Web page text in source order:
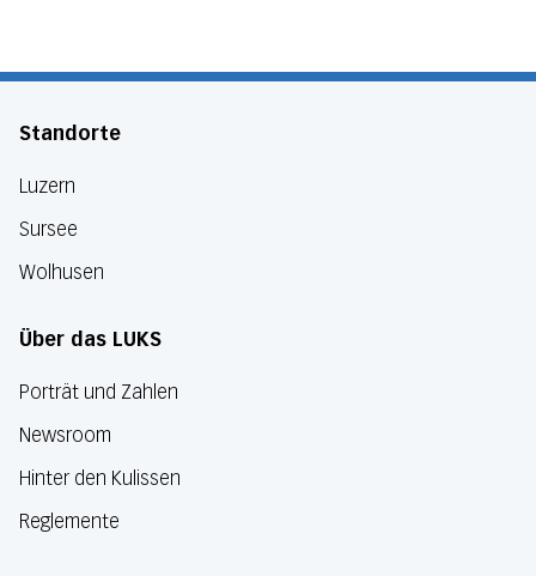
Standorte
Luzern
Sursee
Wolhusen
Über das LUKS
Porträt und Zahlen
Newsroom
Hinter den Kulissen
Reglemente